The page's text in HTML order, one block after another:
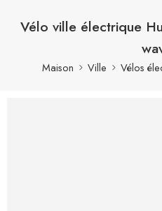
Vélo ville électrique
Maison Ville Vélos